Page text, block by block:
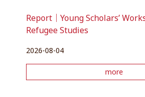
Report｜Young Scholars’
Refugee Studies
2026-08-04
more